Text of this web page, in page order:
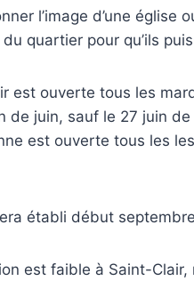
l’image d’une église
quartier pour qu’ils
est ouverte tous les
de juin, sauf le 27 juin de
est ouverte tous les
établi début
est faible à Saint-